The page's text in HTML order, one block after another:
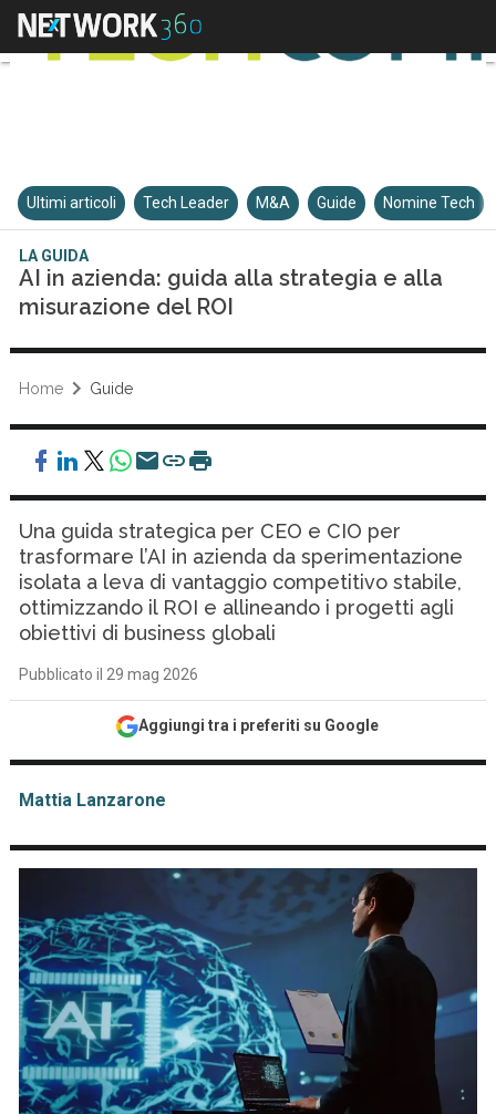
Ultimi articoli Tech Leader M&A Guide Nomine Tech
LA GUIDA
AI in azienda: guida alla strategia e alla
misurazione del ROI
Home Guide
Una guida strategica per CEO e CIO per
trasformare l’AI in azienda da sperimentazione
isolata a leva di vantaggio competitivo stabile,
ottimizzando il ROI e allineando i progetti agli
obiettivi di business globali
Pubblicato il 29 mag 2026
Aggiungi tra i preferiti su Google
Mattia Lanzarone